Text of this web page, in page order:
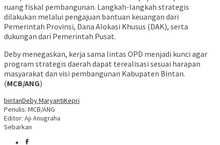
ruang fiskal pembangunan. Langkah-langkah strategis
dilakukan melalui pengajuan bantuan keuangan dari
Pemerintah Provinsi, Dana Alokasi Khusus (DAK), serta
dukungan dari Pemerintah Pusat.
Deby menegaskan, kerja sama lintas OPD menjadi kunci agar
program strategis daerah dapat terealisasi sesuai harapan
masyarakat dan visi pembangunan Kabupaten Bintan.
(MCB/ANG)
bintanDeby MaryantiKepri
Penulis: MCB/ANG
Editor: Aji Anugraha
Sebarkan